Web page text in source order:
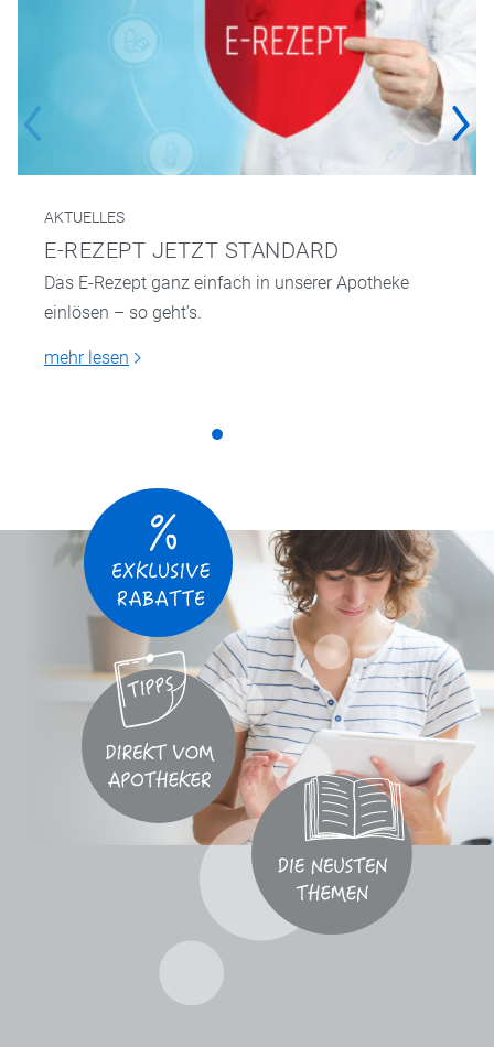
AKTUELLES
E-REZEPT JETZT STANDARD
Das E-Rezept ganz einfach in unserer Apotheke
einlösen – so geht’s.
mehr lesen